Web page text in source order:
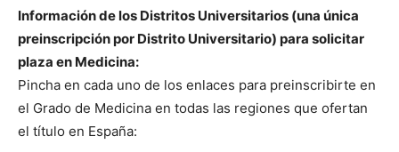
Informaciónde los Distritos Universitarios (una única
preinscripción por Distrito Universitario) para solicitar
plaza en Medicina:
Pincha en cada uno de los enlaces para preinscribirte en
el Grado de Medicina en todas las regiones que ofertan
el título en España: